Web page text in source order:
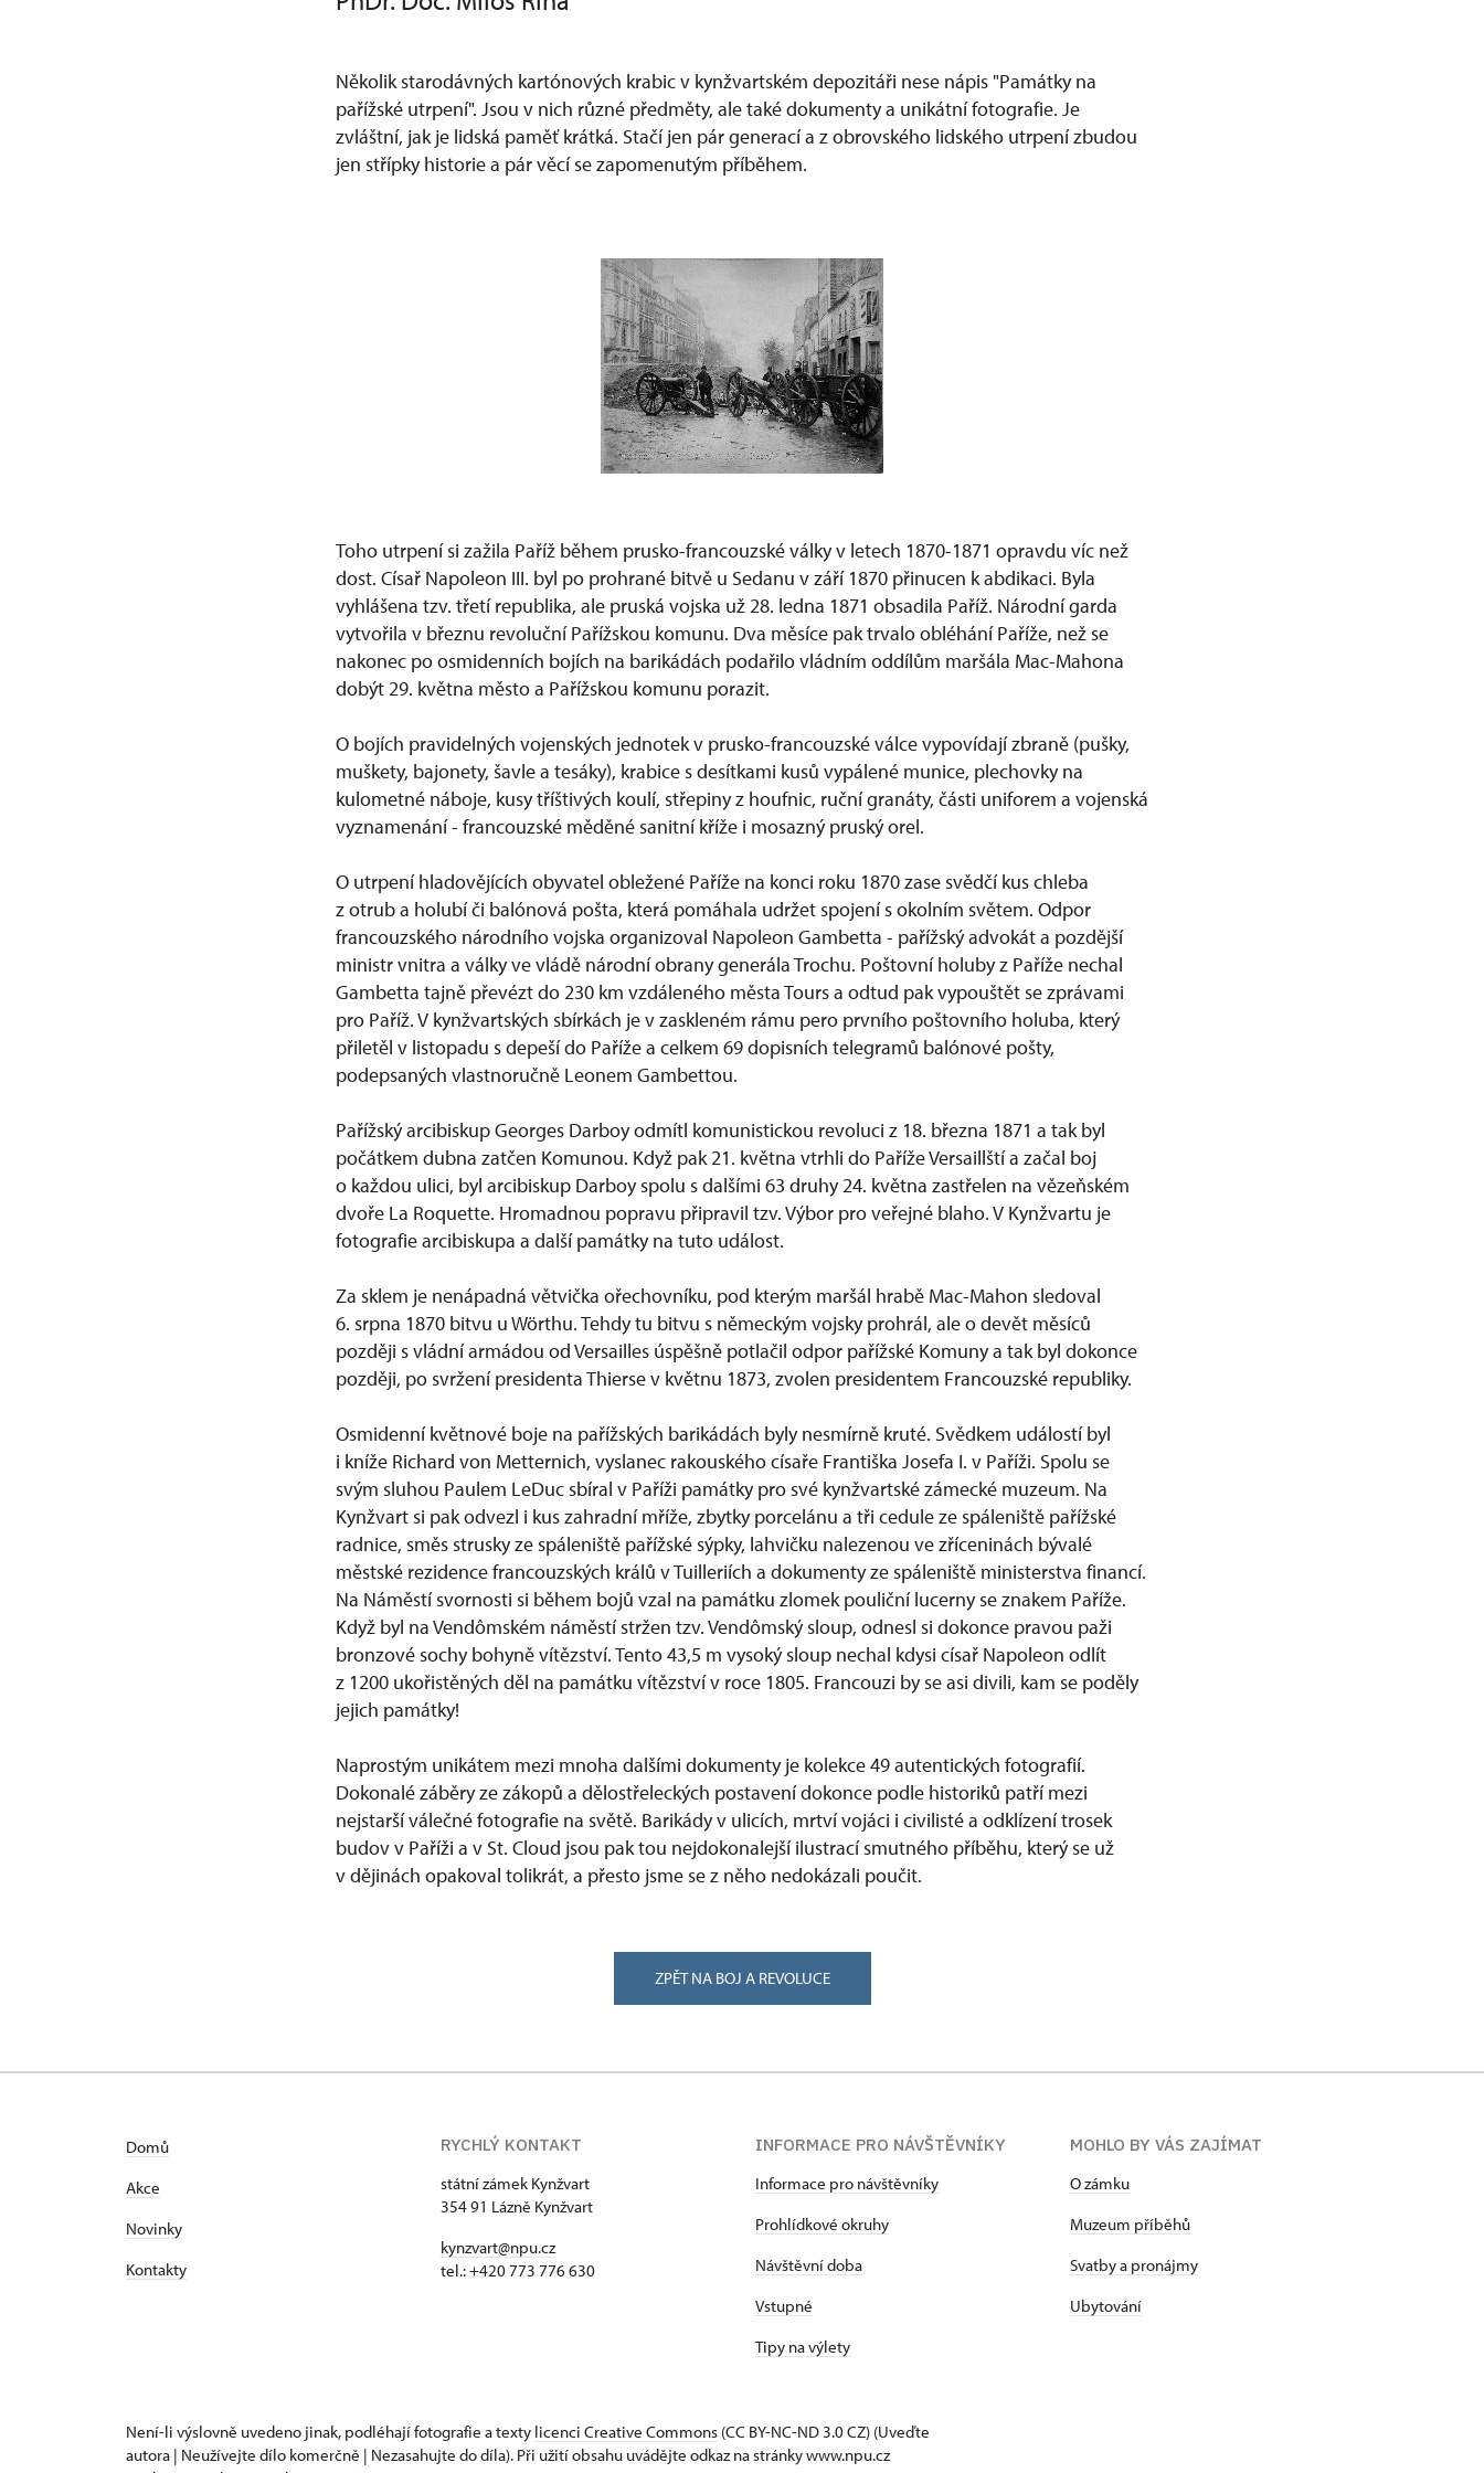
Několik starodávných kartónových krabic v kynžvartském depozitáři nese nápis "Památky na
pařížské utrpení". Jsou v nich různé předměty, ale také dokumenty a unikátní fotografie. Je
zvláštní, jak je lidská paměť krátká. Stačí jen pár generací a z obrovského lidského utrpení zbudou
jen střípky historie a pár věcí se zapomenutým příběhem.
Toho utrpení si zažila Paříž během prusko-francouzské války v letech 1870-1871 opravdu víc než
dost. Císař Napoleon III. byl po prohrané bitvě u Sedanu v září 1870 přinucen k abdikaci. Byla
vyhlášena tzv. třetí republika, ale pruská vojska už 28. ledna 1871 obsadila Paříž. Národní garda
vytvořila v březnu revoluční Pařížskou komunu. Dva měsíce pak trvalo obléhání Paříže, než se
nakonec po osmidenních bojích na barikádách podařilo vládním oddílům maršála Mac-Mahona
dobýt 29. května město a Pařížskou komunu porazit.
O bojích pravidelných vojenských jednotek v prusko-francouzské válce vypovídají zbraně (pušky,
muškety, bajonety, šavle a tesáky), krabice s desítkami kusů vypálené munice, plechovky na
kulometné náboje, kusy tříštivých koulí, střepiny z houfnic, ruční granáty, části uniforem a vojenská
vyznamenání - francouzské měděné sanitní kříže i mosazný pruský orel.
O utrpení hladovějících obyvatel obležené Paříže na konci roku 1870 zase svědčí kus chleba
z otrub a holubí či balónová pošta, která pomáhala udržet spojení s okolním světem. Odpor
francouzského národního vojska organizoval Napoleon Gambetta - pařížský advokát a pozdější
ministr vnitra a války ve vládě národní obrany generála Trochu. Poštovní holuby z Paříže nechal
Gambetta tajně převézt do 230 km vzdáleného města Tours a odtud pak vypouštět se zprávami
pro Paříž. V kynžvartských sbírkách je v zaskleném rámu pero prvního poštovního holuba, který
přiletěl v listopadu s depeší do Paříže a celkem 69 dopisních telegramů balónové pošty,
podepsaných vlastnoručně Leonem Gambettou.
Pařížský arcibiskup Georges Darboy odmítl komunistickou revoluci z 18. března 1871 a tak byl
počátkem dubna zatčen Komunou. Když pak 21. května vtrhli do Paříže Versaillští a začal boj
o každou ulici, byl arcibiskup Darboy spolu s dalšími 63 druhy 24. května zastřelen na vězeňském
dvoře La Roquette. Hromadnou popravu připravil tzv. Výbor pro veřejné blaho. V Kynžvartu je
fotografie arcibiskupa a další památky na tuto událost.
Za sklem je nenápadná větvička ořechovníku, pod kterým maršál hrabě Mac-Mahon sledoval
6. srpna 1870 bitvu u Wörthu. Tehdy tu bitvu s německým vojsky prohrál, ale o devět měsíců
později s vládní armádou od Versailles úspěšně potlačil odpor pařížské Komuny a tak byl dokonce
později, po svržení presidenta Thierse v květnu 1873, zvolen presidentem Francouzské republiky.
Osmidenní květnové boje na pařížských barikádách byly nesmírně kruté. Svědkem událostí byl
i kníže Richard von Metternich, vyslanec rakouského císaře Františka Josefa I. v Paříži. Spolu se
svým sluhou Paulem LeDuc sbíral v Paříži památky pro své kynžvartské zámecké muzeum. Na
Kynžvart si pak odvezl i kus zahradní mříže, zbytky porcelánu a tři cedule ze spáleniště pařížské
radnice, směs strusky ze spáleniště pařížské sýpky, lahvičku nalezenou ve zříceninách bývalé
městské rezidence francouzských králů v Tuilleriích a dokumenty ze spáleniště ministerstva financí.
Na Náměstí svornosti si během bojů vzal na památku zlomek pouliční lucerny se znakem Paříže.
Když byl na Vendômském náměstí stržen tzv. Vendômský sloup, odnesl si dokonce pravou paži
bronzové sochy bohyně vítězství. Tento 43,5 m vysoký sloup nechal kdysi císař Napoleon odlít
z 1200 ukořistěných děl na památku vítězství v roce 1805. Francouzi by se asi divili, kam se poděly
jejich památky!
Naprostým unikátem mezi mnoha dalšími dokumenty je kolekce 49 autentických fotografií.
Dokonalé záběry ze zákopů a dělostřeleckých postavení dokonce podle historiků patří mezi
nejstarší válečné fotografie na světě. Barikády v ulicích, mrtví vojáci i civilisté a odklízení trosek
budov v Paříži a v St. Cloud jsou pak tou nejdokonalejší ilustrací smutného příběhu, který se už
v dějinách opakoval tolikrát, a přesto jsme se z něho nedokázali poučit.
ZPĚT NA BOJ A REVOLUCE
Domů
Akce
Novinky
Kontakty
RYCHLÝ KONTAKT
státní zámek Kynžvart
354 91 Lázně Kynžvart
kynzvart@npu.cz
tel.: +420 773 776 630
INFORMACE PRO NÁVŠTĚVNÍKY
Informace pro návštěvníky
Prohlídkové okruhy
Návštěvní doba
Vstupné
Tipy na výlety
MOHLO BY VÁS ZAJÍMAT
O zámku
Muzeum příběhů
Svatby a pronájmy
Ubytování
Není-li výslovně uvedeno jinak, podléhají fotografie a texty licenci Creative Commons (CC BY-NC-ND 3.0 CZ) (Uveďte
autora | Neužívejte dílo komerčně | Nezasahujte do díla). Při užití obsahu uvádějte odkaz na stránky www.npu.cz